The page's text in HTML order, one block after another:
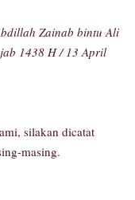
Zainab bintu Ali
1438 H / 13 April
silakan dicatat
masing.